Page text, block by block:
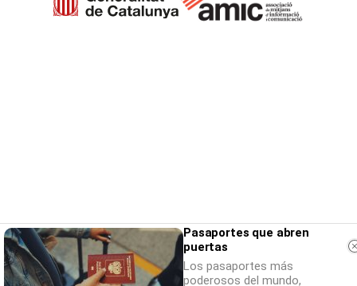
Pasaportes que abren
puertas
Los pasaportes más
poderosos del mundo,